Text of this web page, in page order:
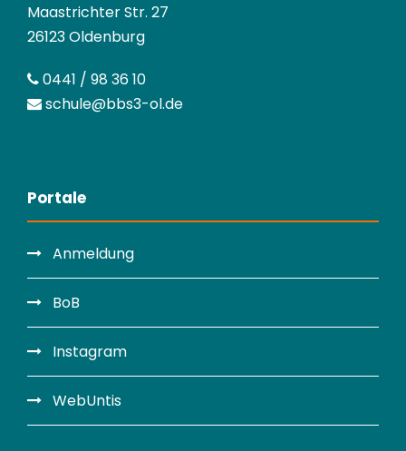
Maastrichter Str. 27
26123 Oldenburg
0441 / 98 36 10
schule@bbs3-ol.de
Portale
Anmeldung
BoB
Instagram
WebUntis